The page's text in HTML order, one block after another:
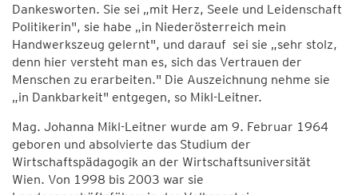
Dankesworten. Sie sei „mit Herz, Seele und Leidenschaft
Politikerin", sie habe „in Niederösterreich mein
Handwerkszeug gelernt", und darauf sei sie „sehr stolz,
denn hier versteht man es, sich das Vertrauen der
Menschen zu erarbeiten." Die Auszeichnung nehme sie
„in Dankbarkeit" entgegen, so Mikl-Leitner.
Mag. Johanna Mikl-Leitner wurde am 9. Februar 1964
geboren und absolvierte das Studium der
Wirtschaftspädagogik an der Wirtschaftsuniversität
Wien. Von 1998 bis 2003 war sie